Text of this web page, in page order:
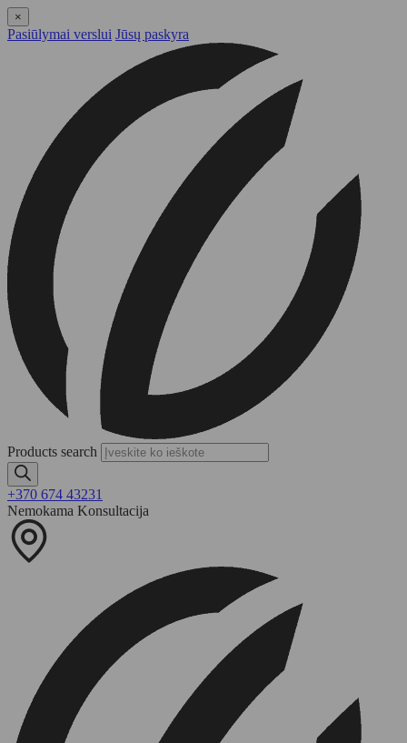
×
Pasiūlymai verslui Jūsų paskyra
Products search
+370 674 43231
Nemokama Konsultacija